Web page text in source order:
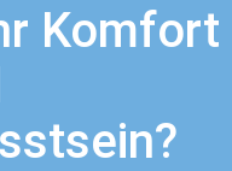
Komfort